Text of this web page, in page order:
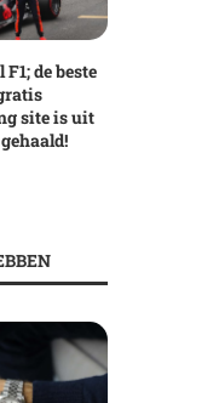
F1; de beste
site is uit